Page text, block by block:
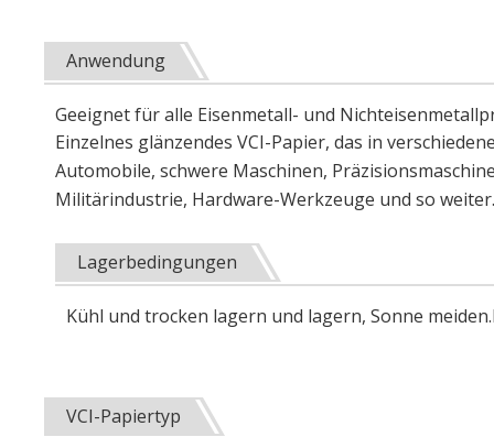
Anwendung
Geeignet für alle Eisenmetall- und
Einzelnes glänzendes VCI-Papier, das in
Automobile, schwere Maschinen,
Militärindustrie, Hardware-Werkzeuge und so weiter.
Lagerbedingungen
Kühl und trocken lagern und lagern, Sonne
VCI-Papiertyp